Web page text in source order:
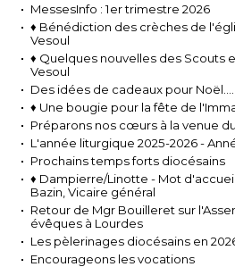
MessesInfo : 1er trimestre 2026
♦ Bénédiction des crèches de
Vesoul
♦ Quelques nouvelles des Scouts
Vesoul
Des idées de cadeaux pour Noël....
♦ Une bougie pour la fête de
Préparons nos cœurs à la venue
L'année liturgique 2025-2026 -
Prochains temps forts diocésains
♦ Dampierre/Linotte - Mot
Bazin, Vicaire général
Retour de Mgr Bouilleret sur
évêques à Lourdes
Les pèlerinages diocésains en
Encourageons les vocations